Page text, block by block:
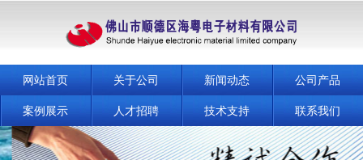
网站首页 关于公司 新闻动态 公司产品
案例展示 人才招聘 技术支持 联系我们